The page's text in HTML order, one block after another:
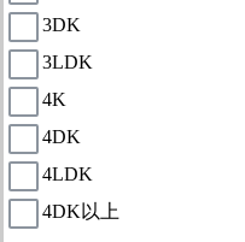
3DK
3LDK
4K
4DK
4LDK
4DK以上